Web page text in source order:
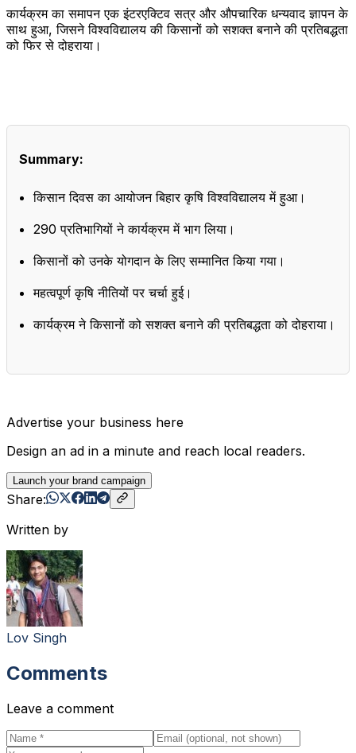
कार्यक्रम का समापन एक इंटरएक्टिव सत्र और औपचारिक धन्यवाद ज्ञापन के
साथ हुआ, जिसने विश्वविद्यालय की किसानों को सशक्त बनाने की प्रतिबद्धता
को फिर से दोहराया।
Summary:
किसान दिवस का आयोजन बिहार कृषि विश्वविद्यालय में हुआ।
290 प्रतिभागियों ने कार्यक्रम में भाग लिया।
किसानों को उनके योगदान के लिए सम्मानित किया गया।
महत्वपूर्ण कृषि नीतियों पर चर्चा हुई।
कार्यक्रम ने किसानों को सशक्त बनाने की प्रतिबद्धता को दोहराया।
Advertise your business here
Design an ad in a minute and reach local readers.
Launch your brand campaign
Share:
Written by
Lov Singh
Comments
Leave a comment